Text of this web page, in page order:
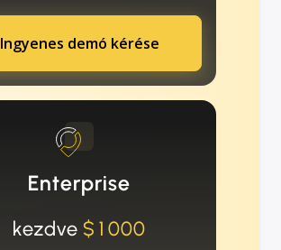
Ingyenes demó kérése
Enterprise
kezdve$1000